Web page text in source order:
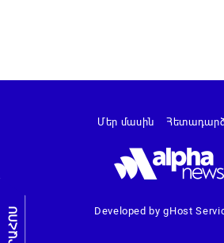
ԼՐԱՀՈՍ Developed by gHost
Մեր մասին